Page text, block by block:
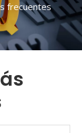
frecuentes